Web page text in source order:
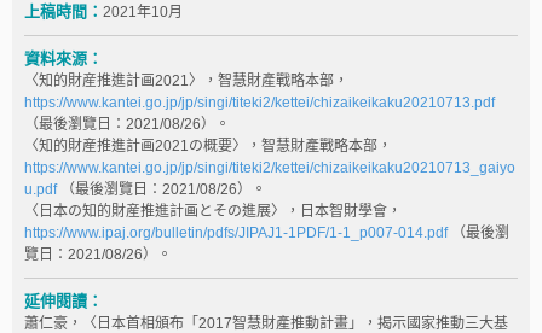
上稿時間： 2021年10月
資料來源：
〈知的財産推進計画2021〉，智慧財產戰略本部，
https://www.kantei.go.jp/jp/singi/titeki2/kettei/chizaikeikaku20210713.pdf
（最後瀏覽日：2021/08/26）。
〈知的財産推進計画2021の概要〉，智慧財產戰略本部，
https://www.kantei.go.jp/jp/singi/titeki2/kettei/chizaikeikaku20210713_gaiyo
u.pdf（最後瀏覽日：2021/08/26）。
〈日本の知的財産推進計画とその進展〉，日本智財學會，
https://www.ipaj.org/bulletin/pdfs/JIPAJ1-1PDF/1-1_p007-014.pdf（最後瀏
覽日：2021/08/26）。
延伸閱讀：
蕭仁豪，〈日本首相頒布「2017智慧財產推動計畫」，揭示國家推動三大基